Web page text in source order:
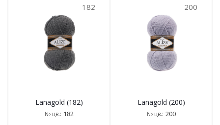
182
Lanagold (182)
№ цв.: 182
200
Lanagold (200)
№ цв.: 200